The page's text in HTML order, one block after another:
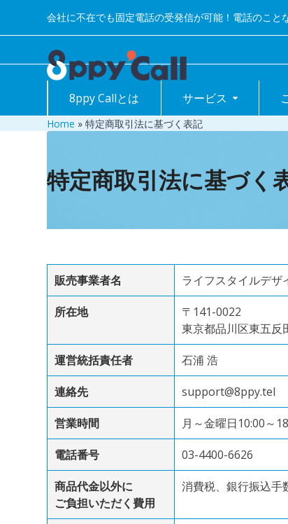
会社に不在でも固定電話の受発信が可能！電話のこと
8ppy Callとは サービス
Home »特定商取引法に基づく表記
特定商取引法に基づく
販売事業者名 ライフスタイルデザ
所在地
〒141-0022
東京都品川区東五反
運営統括責任者 石浦 浩
連絡先 support@8ppy.tel
営業時間 月～金曜日10:00～
電話番号 03-4400-6626
商品代金以外に
ご負担いただく費用
消費税、銀行振込手